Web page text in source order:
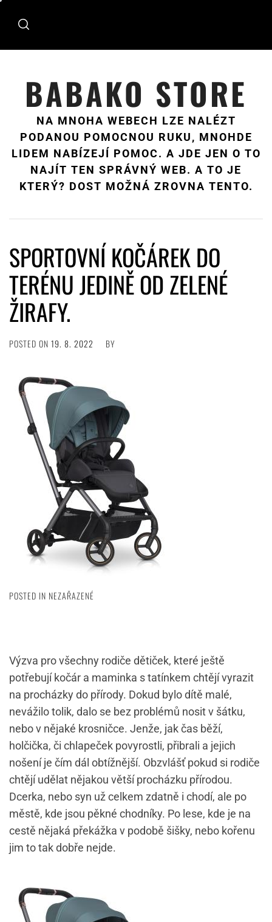
BABAKO STORE
NA MNOHA WEBECH LZE NALÉZT
PODANOU POMOCNOU RUKU, MNOHDE
LIDEM NABÍZEJÍ POMOC. A JDE JEN O TO
NAJÍT TEN SPRÁVNÝ WEB. A TO JE
KTERÝ? DOST MOŽNÁ ZROVNA TENTO.
SPORTOVNÍ KOČÁREK DO
TERÉNU JEDINĚ OD ZELENÉ
ŽIRAFY.
POSTED ON 19. 8. 2022 BY
POSTED IN NEZAŘAZENÉ
Výzva pro všechny rodiče dětiček, které ještě
potřebují kočár a maminka s tatínkem chtějí vyrazit
na procházky do přírody. Dokud bylo dítě malé,
nevážilo tolik, dalo se bez problémů nosit v šátku,
nebo v nějaké krosničce. Jenže, jak čas běží,
holčička, či chlapeček povyrostli, přibrali a jejich
nošení je čím dál obtížnější. Obzvlášť pokud si rodiče
chtějí udělat nějakou větší procházku přírodou.
Dcerka, nebo syn už celkem zdatně i chodí, ale po
městě, kde jsou pěkné chodníky. Po lese, kde je na
cestě nějaká překážka v podobě šišky, nebo kořenu
jim to tak dobře nejde.